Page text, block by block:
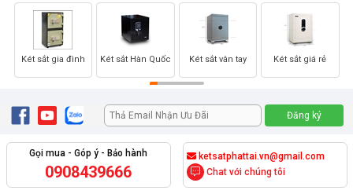
Két sắt gia đình Két sắt Hàn Quốc Két sắt vân tay Két sắt giá rẻ
Gọi mua - Góp ý - Bảo hành
0908439666
ketsatphattai.vn@gmail.com
Chat với chúng tôi